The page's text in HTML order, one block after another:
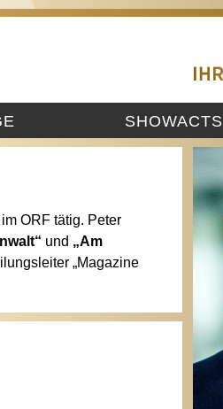
SHOWACTS
ORF tätig. Peter
und „Am
„Magazine